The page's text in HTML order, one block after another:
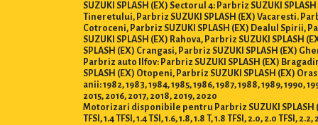
SUZUKI SPLASH (EX) Sectorul 4: Parbriz SUZUKI
Tineretului, Parbriz SUZUKI SPLASH (EX) Vacaresti.
Cotroceni, Parbriz SUZUKI SPLASH (EX) Dealul Spirii,
SUZUKI SPLASH (EX) Rahova, Parbriz SUZUKI
SPLASH (EX) Crangasi, Parbriz SUZUKI SPLASH (EX)
Parbriz auto Ilfov: Parbriz SUZUKI SPLASH (EX)
SPLASH (EX) Otopeni, Parbriz SUZUKI SPLASH (EX)
anii: 1982, 1983, 1984, 1985, 1986, 1987, 1988, 1989, 1990,
2015, 2016, 2017, 2018, 2019, 2020
Motorizari disponibile pentru Parbriz SUZUKI SPLASH (EX) :
TFSI, 1.4 TFSI, 1.4 TSI, 1.6, 1.8, 1.8 T, 1.8 TFSI, 2.0, 2.0 TFSI,